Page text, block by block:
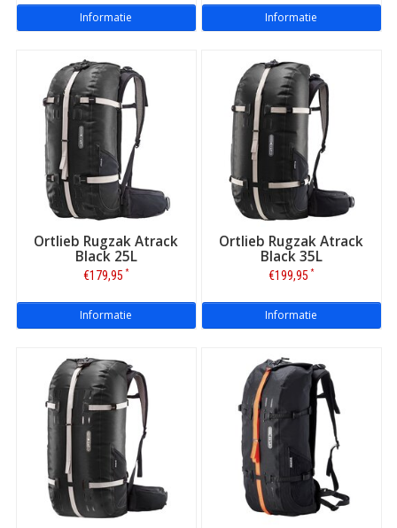
Informatie Informatie
Ortlieb Rugzak Atrack
Black 25L
€179,95 *
Informatie
Ortlieb Rugzak Atrack
Black 35L
€199,95 *
Informatie